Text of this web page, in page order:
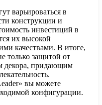
варьироваться в
конструкции и
инвестиций в
их высокой
качествами. В итоге,
только защитой от
декора, придающим
вы можете
конфигурации.